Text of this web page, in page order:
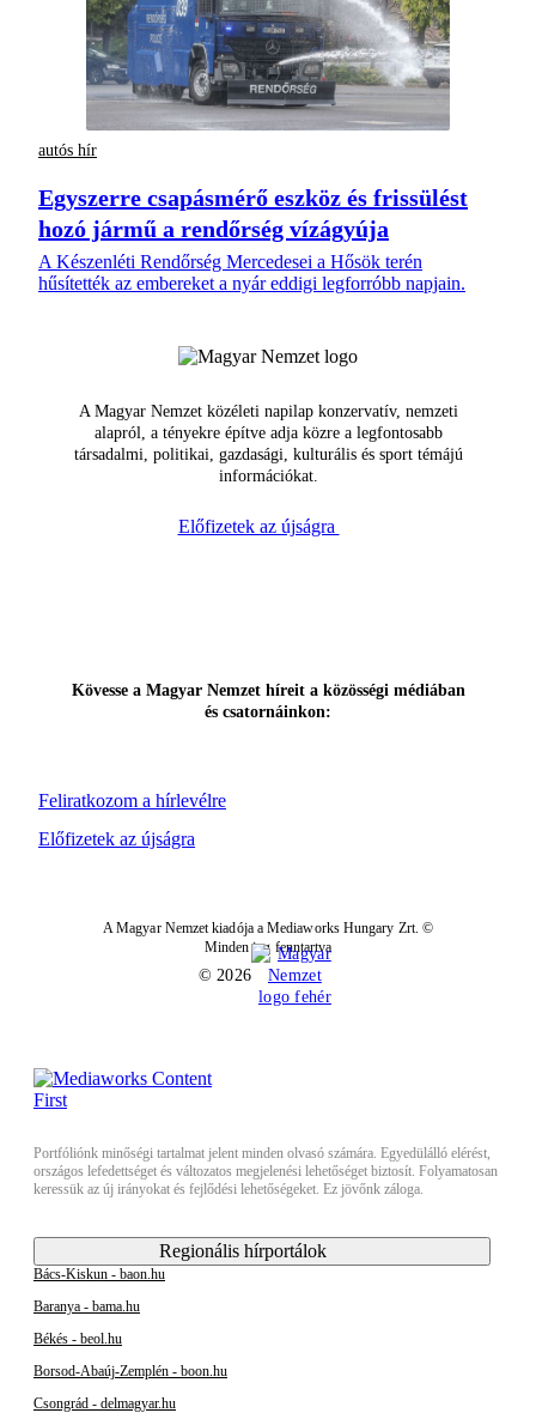
autós hír
Egyszerre csapásmérő eszköz és frissülést
hozó jármű a rendőrség vízágyúja
A Készenléti Rendőrség Mercedesei a Hősök terén
hűsítették az embereket a nyár eddigi legforróbb napjain.
A Magyar Nemzet közéleti napilap konzervatív, nemzeti
alapról, a tényekre építve adja közre a legfontosabb
társadalmi, politikai, gazdasági, kulturális és sport témájú
információkat.
Előfizetek az újságra
Feliratkozom a hírlevélre
Kövesse a Magyar Nemzet híreit a közösségi médiában
és csatornáinkon:
Előfizetek az újságra
A Magyar Nemzet kiadója a Mediaworks Hungary Zrt. ©
Minden jog fenntartva
© 2026
Portfóliónk minőségi tartalmat jelent minden olvasó számára. Egyedülálló elérést,
országos lefedettséget és változatos megjelenési lehetőséget biztosít. Folyamatosan
keressük az új irányokat és fejlődési lehetőségeket. Ez jövőnk záloga.
Regionális hírportálok
Bács-Kiskun - baon.hu
Baranya - bama.hu
Békés - beol.hu
Borsod-Abaúj-Zemplén - boon.hu
Csongrád - delmagyar.hu